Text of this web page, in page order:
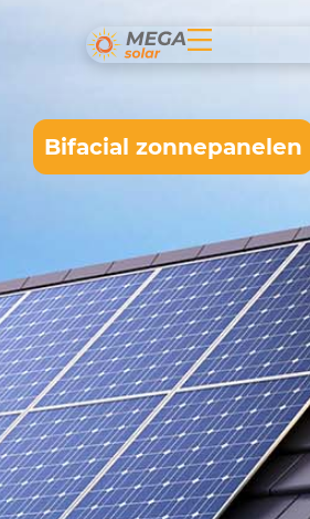
Bifacial zonnepanelen